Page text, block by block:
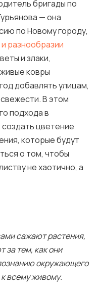
бригады по
— она
по Новому городу,
разнообразии
и злаки,
ковры
добавлять улицам,
В этом
подхода в
цветение
которые будут
о том, чтобы
не хаотично, а
сажают растения,
за тем, как они
окружающего
всему живому.